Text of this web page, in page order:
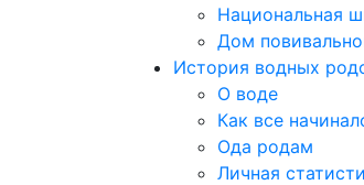
Национальная
Дом
История водных
О воде
Как все
Ода родам
Личная